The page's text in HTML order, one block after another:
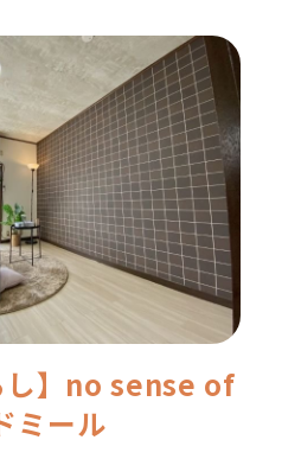
し】no sense of
ール